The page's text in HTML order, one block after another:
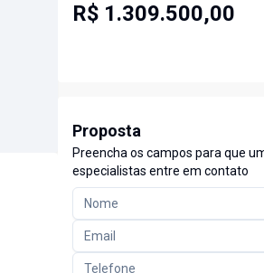
R$ 1.309.500,00
Proposta
Preencha os campos para que
especialistas entre em contato